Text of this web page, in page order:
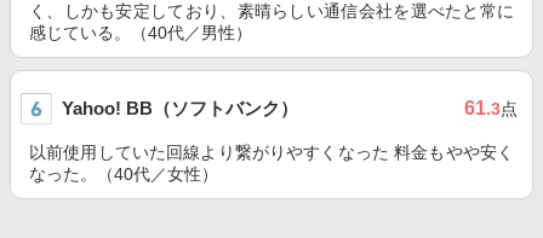
く、しかも安定しており、素晴らしい通信会社を選べたと常に
感じている。（40代／男性）
Yahoo! BB（ソフトバンク） 61.3点
以前使用していた回線より繋がりやすくなった 料金もやや安く
なった。（40代／女性）